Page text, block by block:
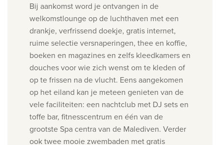
Bij aankomst word je ontvangen in de
welkomstlounge op de luchthaven met een
drankje, verfrissend doekje, gratis internet,
ruime selectie versnaperingen, thee en koffie,
boeken en magazines en zelfs kleedkamers en
douches voor wie zich wenst om te kleden of
op te frissen na de vlucht. Eens aangekomen
op het eiland kan je meteen genieten van de
vele faciliteiten: een nachtclub met DJ sets en
toffe bar, fitnesscentrum en één van de
grootste Spa centra van de Malediven. Verder
ook twee mooie zwembaden met gratis